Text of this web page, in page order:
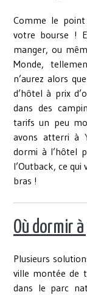
Comme le point
votre bourse !
manger, ou
Monde,
n’aurez alors
d’hôtel à prix
dans des
tarifs un peu
avons atterri à
dormi à l’hôtel
l’Outback, ce
bras !
Où dormir
Plusieurs
ville montée de
dans le parc